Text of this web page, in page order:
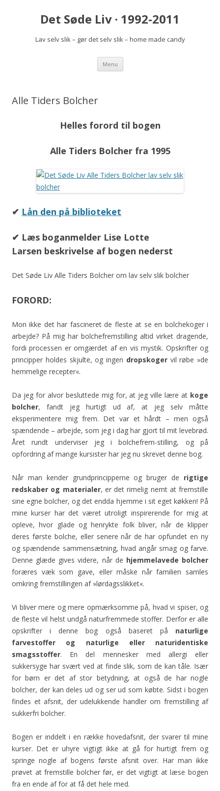
Det Søde Liv · 1992-2011
Lav selv slik – gør det selv slik – home made candy
Menu Videre
indhold
Alle Tiders Bolcher
Helles forord til bogen
Alle Tiders Bolcher fra 1995
✔ Lån den på biblioteket
✔ Læs boganmelder Lise Lotte
Larsen beskrivelse af bogen nederst
Det Søde Liv Alle Tiders Bolcher om lav selv slik bolcher
FORORD:
Mon ikke det har fascineret de fleste at se en bolchekoger i
arbejde? På mig har bolchefremstilling altid virket dragende,
fordi processen er omgærdet af en vis mystik. Opskrifter og
principper holdes skjulte, og ingen dropskogervil røbe »de
hemmelige recepter«.
Da jeg for alvor besluttede mig for, at jeg ville lære at koge
bolcher, fandt jeg hurtigt ud af, at jeg selv måtte
eksperimentere mig frem. Det var et hårdt – men også
spændende – arbejde, som jeg i dag har gjort til mit levebrød.
Året rundt underviser jeg i bolchefrem-stilling, og på
opfordring af mange kursister har jeg nu skrevet denne bog.
Når man kender grundprincipperne og bruger de rigtige
redskaber og materialer, er det rimelig nemt at fremstille
sine egne bolcher, og det endda hjemme i sit eget køkken! På
mine kurser har det været utroligt inspirerende for mig at
opleve, hvor glade og henrykte folk bliver, når de klipper
deres første bolche, eller senere når de har opfundet en ny
og spændende sammensætning, hvad angår smag og farve.
Denne glæde gives videre, når de hjemmelavede bolcher
foræres væk som gave, eller måske når familien samles
omkring fremstillingen af »lørdagsslikket«.
Vi bliver mere og mere opmærksomme på, hvad vi spiser, og
de fleste vil helst undgå naturfremmede stoffer. Derfor er alle
opskrifter i denne bog også baseret på naturlige
farvestoffer og naturlige eller naturidentiske
smagsstoffer. En del mennesker med allergi eller
sukkersyge har svært ved at finde slik, som de kan tåle. Især
for børn er det af stor betydning, at også de har nogle
bolcher, der kan deles ud og ser ud som købte. Sidst i bogen
findes et afsnit, der udelukkende handler om fremstilling af
sukkerfri bolcher.
Bogen er inddelt i en række hovedafsnit, der svarer til mine
kurser. Det er uhyre vigtigt ikke at gå for hurtigt frem og
springe nogle af bogens første afsnit over. Har man ikke
prøvet at fremstille bolcher før, er det vigtigt at læse bogen
fra en ende af for at få det hele med.